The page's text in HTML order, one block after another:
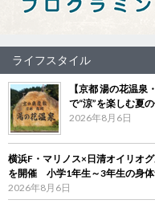
ライフスタイル
【京都 湯の花温
で“涼”を楽しむ夏
2026年8月6日
横浜F・マリノス×日清オイリオ
を開催 小学1年生～3年生の身体
2026年8月6日